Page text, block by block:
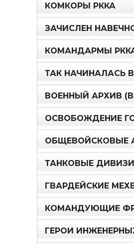
КОМКОРЫ РККА
ЗАЧИСЛЕН
КОМАНДАРМЫ
ТАК НАЧИНАЛАСЬ
ВОЕННЫЙ АРХИВ
ОСВОБОЖДЕНИЕ
ОБЩЕВОЙСКОВЫЕ
ТАНКОВЫЕ
ГВАРДЕЙСКИЕ
КОМАНДУЮЩИЕ
ГЕРОИ